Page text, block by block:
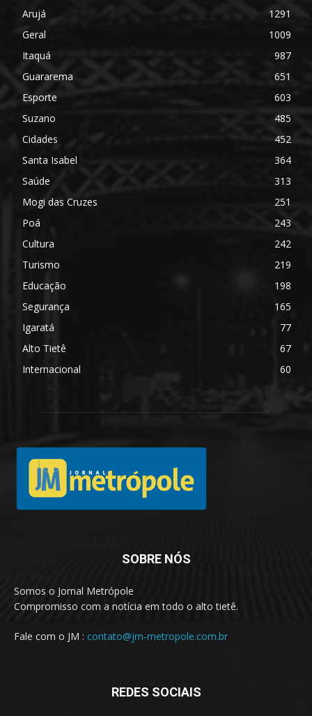
Arujá
1291
Geral
1009
Itaquá
987
Guararema
651
Esporte
603
Suzano
485
Cidades
452
Santa Isabel
364
Saúde
313
Mogi das Cruzes
251
Poá
243
Cultura
242
Turismo
219
Educação
198
Segurança
165
Igaratá
77
Alto Tietê
67
Internacional
60
SOBRE NÓS
Somos o Jornal Metrópole
Compromisso com a notícia em todo o alto tietê.
Fale com o JM : contato@jm-metropole.com.br
REDES SOCIAIS